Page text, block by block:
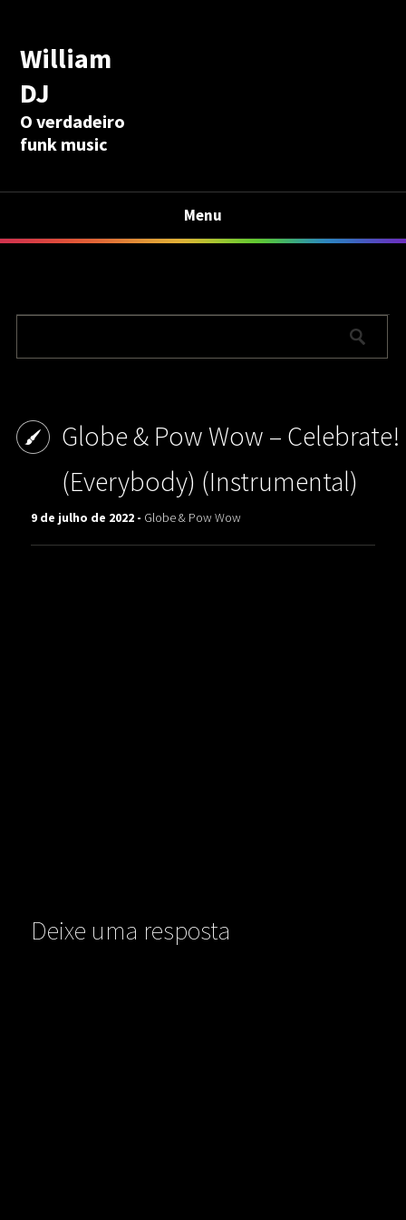
William
DJ
O verdadeiro
funk music
Menu
Globe & Pow Wow ‎– Celebrate!
(Everybody) (Instrumental)
9 de julho de 2022 - Globe & Pow Wow
Deixe uma resposta